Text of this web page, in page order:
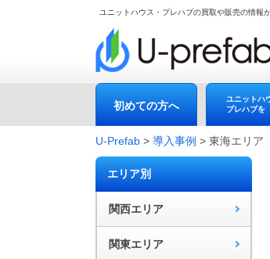
ユニットハウス・プレハブの買取や販売の情報
初めての方へ
ユニットハ
プレハブを
U-Prefab > 導入事例 > 東海エリア
エリア別
関西エリア
関東エリア